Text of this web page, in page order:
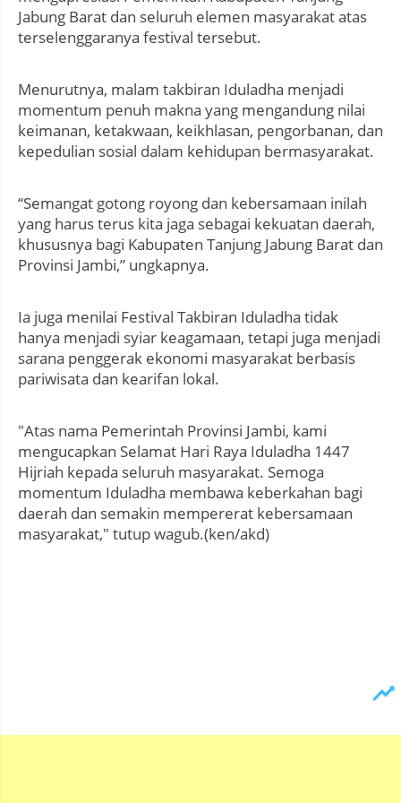
Jabung Barat dan seluruh elemen masyarakat atas
terselenggaranya festival tersebut.
Menurutnya, malam takbiran Iduladha menjadi
momentum penuh makna yang mengandung nilai
keimanan, ketakwaan, keikhlasan, pengorbanan, dan
kepedulian sosial dalam kehidupan bermasyarakat.
“Semangat gotong royong dan kebersamaan inilah
yang harus terus kita jaga sebagai kekuatan daerah,
khususnya bagi Kabupaten Tanjung Jabung Barat dan
Provinsi Jambi,” ungkapnya.
Ia juga menilai Festival Takbiran Iduladha tidak
hanya menjadi syiar keagamaan, tetapi juga menjadi
sarana penggerak ekonomi masyarakat berbasis
pariwisata dan kearifan lokal.
"Atas nama Pemerintah Provinsi Jambi, kami
mengucapkan Selamat Hari Raya Iduladha 1447
Hijriah kepada seluruh masyarakat. Semoga
momentum Iduladha membawa keberkahan bagi
daerah dan semakin mempererat kebersamaan
masyarakat," tutup wagub.(ken/akd)